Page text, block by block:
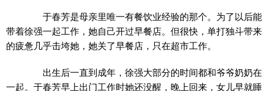
于春芳是母亲里唯一有餐饮业经验的那个。为了以后能
带着徐强一起工作，她自己开过早餐店。但很快，单打独斗带来
的疲惫几乎击垮她，她关了早餐店，只在超市工作。
出生后一直到成年，徐强大部分的时间都和爷爷奶奶在
一起。于春芳早上出门工作时她还没醒，晚上回来，女儿早就睡